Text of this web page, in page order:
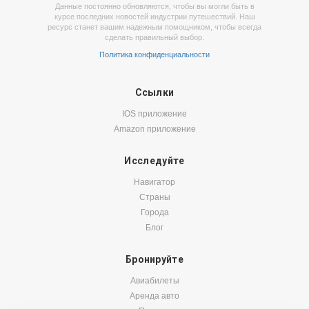
Данные постоянно обновляются, чтобы вы могли быть в
курсе последних новостей индустрии путешествий. Наш
ресурс станет вашим надежным помощником, чтобы всегда
сделать правильный выбор.
Политика конфиденциальности
Ссылки
IOS приложение
Amazon приложение
Исследуйте
Навигатор
Страны
Города
Блог
Бронируйте
Авиабилеты
Аренда авто